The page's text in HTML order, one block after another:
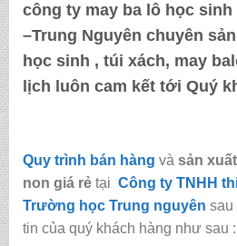
công ty may ba lô học sinh
–Trung Nguyên chuyên
học sinh , túi xách, may
lịch luôn cam kết tới Quý
Quy trình bán hàng và sản
non giá rẻ tại Công ty TNHH
Trường học Trung nguyên sau
tin của quý khách hàng như sau :